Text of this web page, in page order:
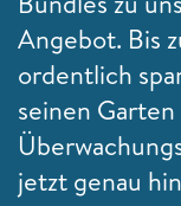
Angebot. Bis
ordentlich
seinen
jetzt genau